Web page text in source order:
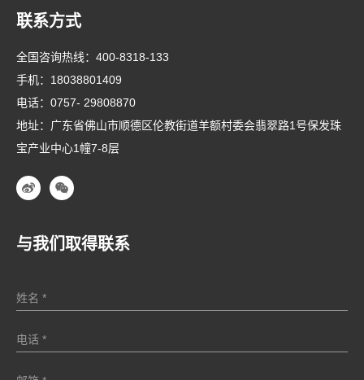
联系方式
全国咨询热线： 400-8318-133
手机： 18038801409
电话： 0757- 29808870
地址：广东省佛山市顺德区伦教街道羊额村委会翡翠路1号保发珠
宝产业中心1幢7-8层
与我们取得联系